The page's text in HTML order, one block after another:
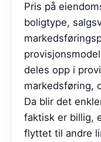
Pris på
boligtype,
deles opp i
markedsføring,
Da blir det
faktisk er billig,
flyttet til andre